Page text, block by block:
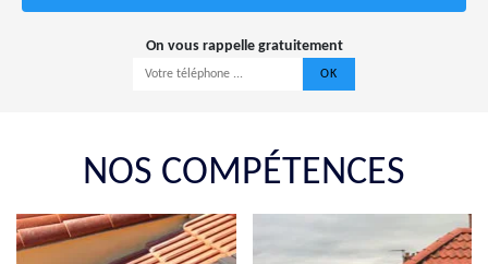
On vous rappelle gratuitement
NOS COMPÉTENCES